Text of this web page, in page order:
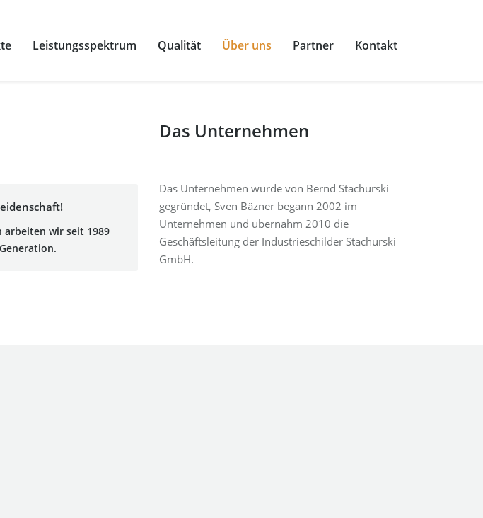
Leistungsspektrum Qualität Über uns Partner Kontakt
arbeiten wir seit 1989
Das Unternehmen
Das Unternehmen wurde von Bernd Stachurski
gegründet, Sven Bäzner begann 2002 im
Unternehmen und übernahm 2010 die
Geschäftsleitung der Industrieschilder Stachurski
GmbH.